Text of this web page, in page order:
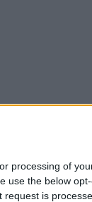
processing of
use the below
is